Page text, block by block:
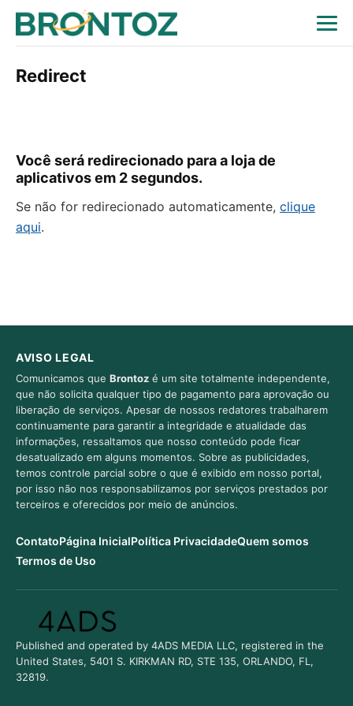
Redirect
Você será redirecionado para a loja de
aplicativos em 1segundos.
Se não for redirecionado automaticamente, clique
aqui.
AVISO LEGAL
Comunicamos que Brontoz é um site totalmente independente,
que não solicita qualquer tipo de pagamento para aprovação ou
liberação de serviços. Apesar de nossos redatores trabalharem
continuamente para garantir a integridade e atualidade das
informações, ressaltamos que nosso conteúdo pode ficar
desatualizado em alguns momentos. Sobre as publicidades,
temos controle parcial sobre o que é exibido em nosso portal,
por isso não nos responsabilizamos por serviços prestados por
terceiros e oferecidos por meio de anúncios.
ContatoPágina InicialPolítica PrivacidadeQuem somos
Termos de Uso
Published and operated by 4ADS MEDIA LLC, registered in the
United States, 5401 S. KIRKMAN RD, STE 135, ORLANDO, FL,
32819.